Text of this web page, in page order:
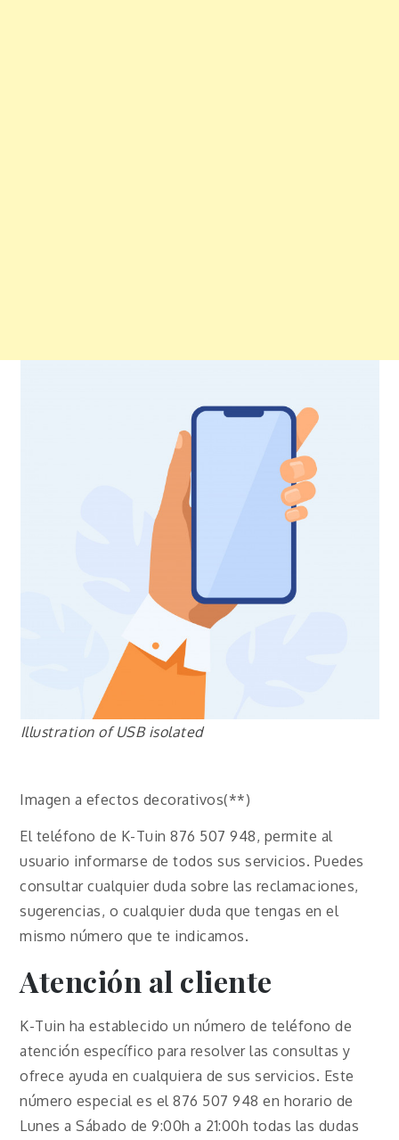
Illustration of USB isolated
Imagen a efectos decorativos(**)
El teléfono de K-Tuin 876 507 948, permite al
usuario informarse de todos sus servicios. Puedes
consultar cualquier duda sobre las reclamaciones,
sugerencias, o cualquier duda que tengas en el
mismo número que te indicamos.
Atención al cliente
K-Tuin ha establecido un número de teléfono de
atención específico para resolver las consultas y
ofrece ayuda en cualquiera de sus servicios. Este
número especial es el 876 507 948 en horario de
Lunes a Sábado de 9:00h a 21:00h todas las dudas